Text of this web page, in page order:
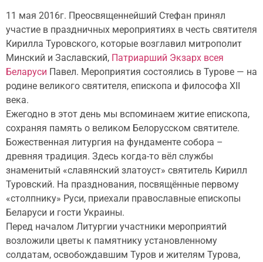
11 мая 2016г. Преосвященнейший Стефан принял
участие в праздничных мероприятиях в честь святителя
Кирилла Туровского, которые возглавил митрополит
Минский и Заславский, Патриарший Экзарх всея
Беларуси Павел. Мероприятия состоялись в Турове — на
родине великого святителя, епископа и философа XII
века.
Ежегодно в этот день мы вспоминаем житие епископа,
сохраняя память о великом Белорусском святителе.
Божественная литургия на фундаменте собора –
древняя традиция. Здесь когда-то вёл службы
знаменитый «славянский златоуст» святитель Кирилл
Туровский. На празднования, посвящённые первому
«столпнику» Руси, приехали православные епископы
Беларуси и гости Украины.
Перед началом Литургии участники мероприятий
возложили цветы к памятнику установленному
солдатам, освобождавшим Туров и жителям Турова,